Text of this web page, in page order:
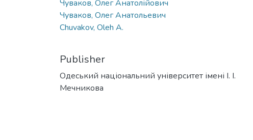
Чуваков, Олег Анатолійович
Чуваков, Олег Анатольевич
Chuvakov, Oleh A.
Publisher
Одеський національний університет імені І. І.
Мечникова